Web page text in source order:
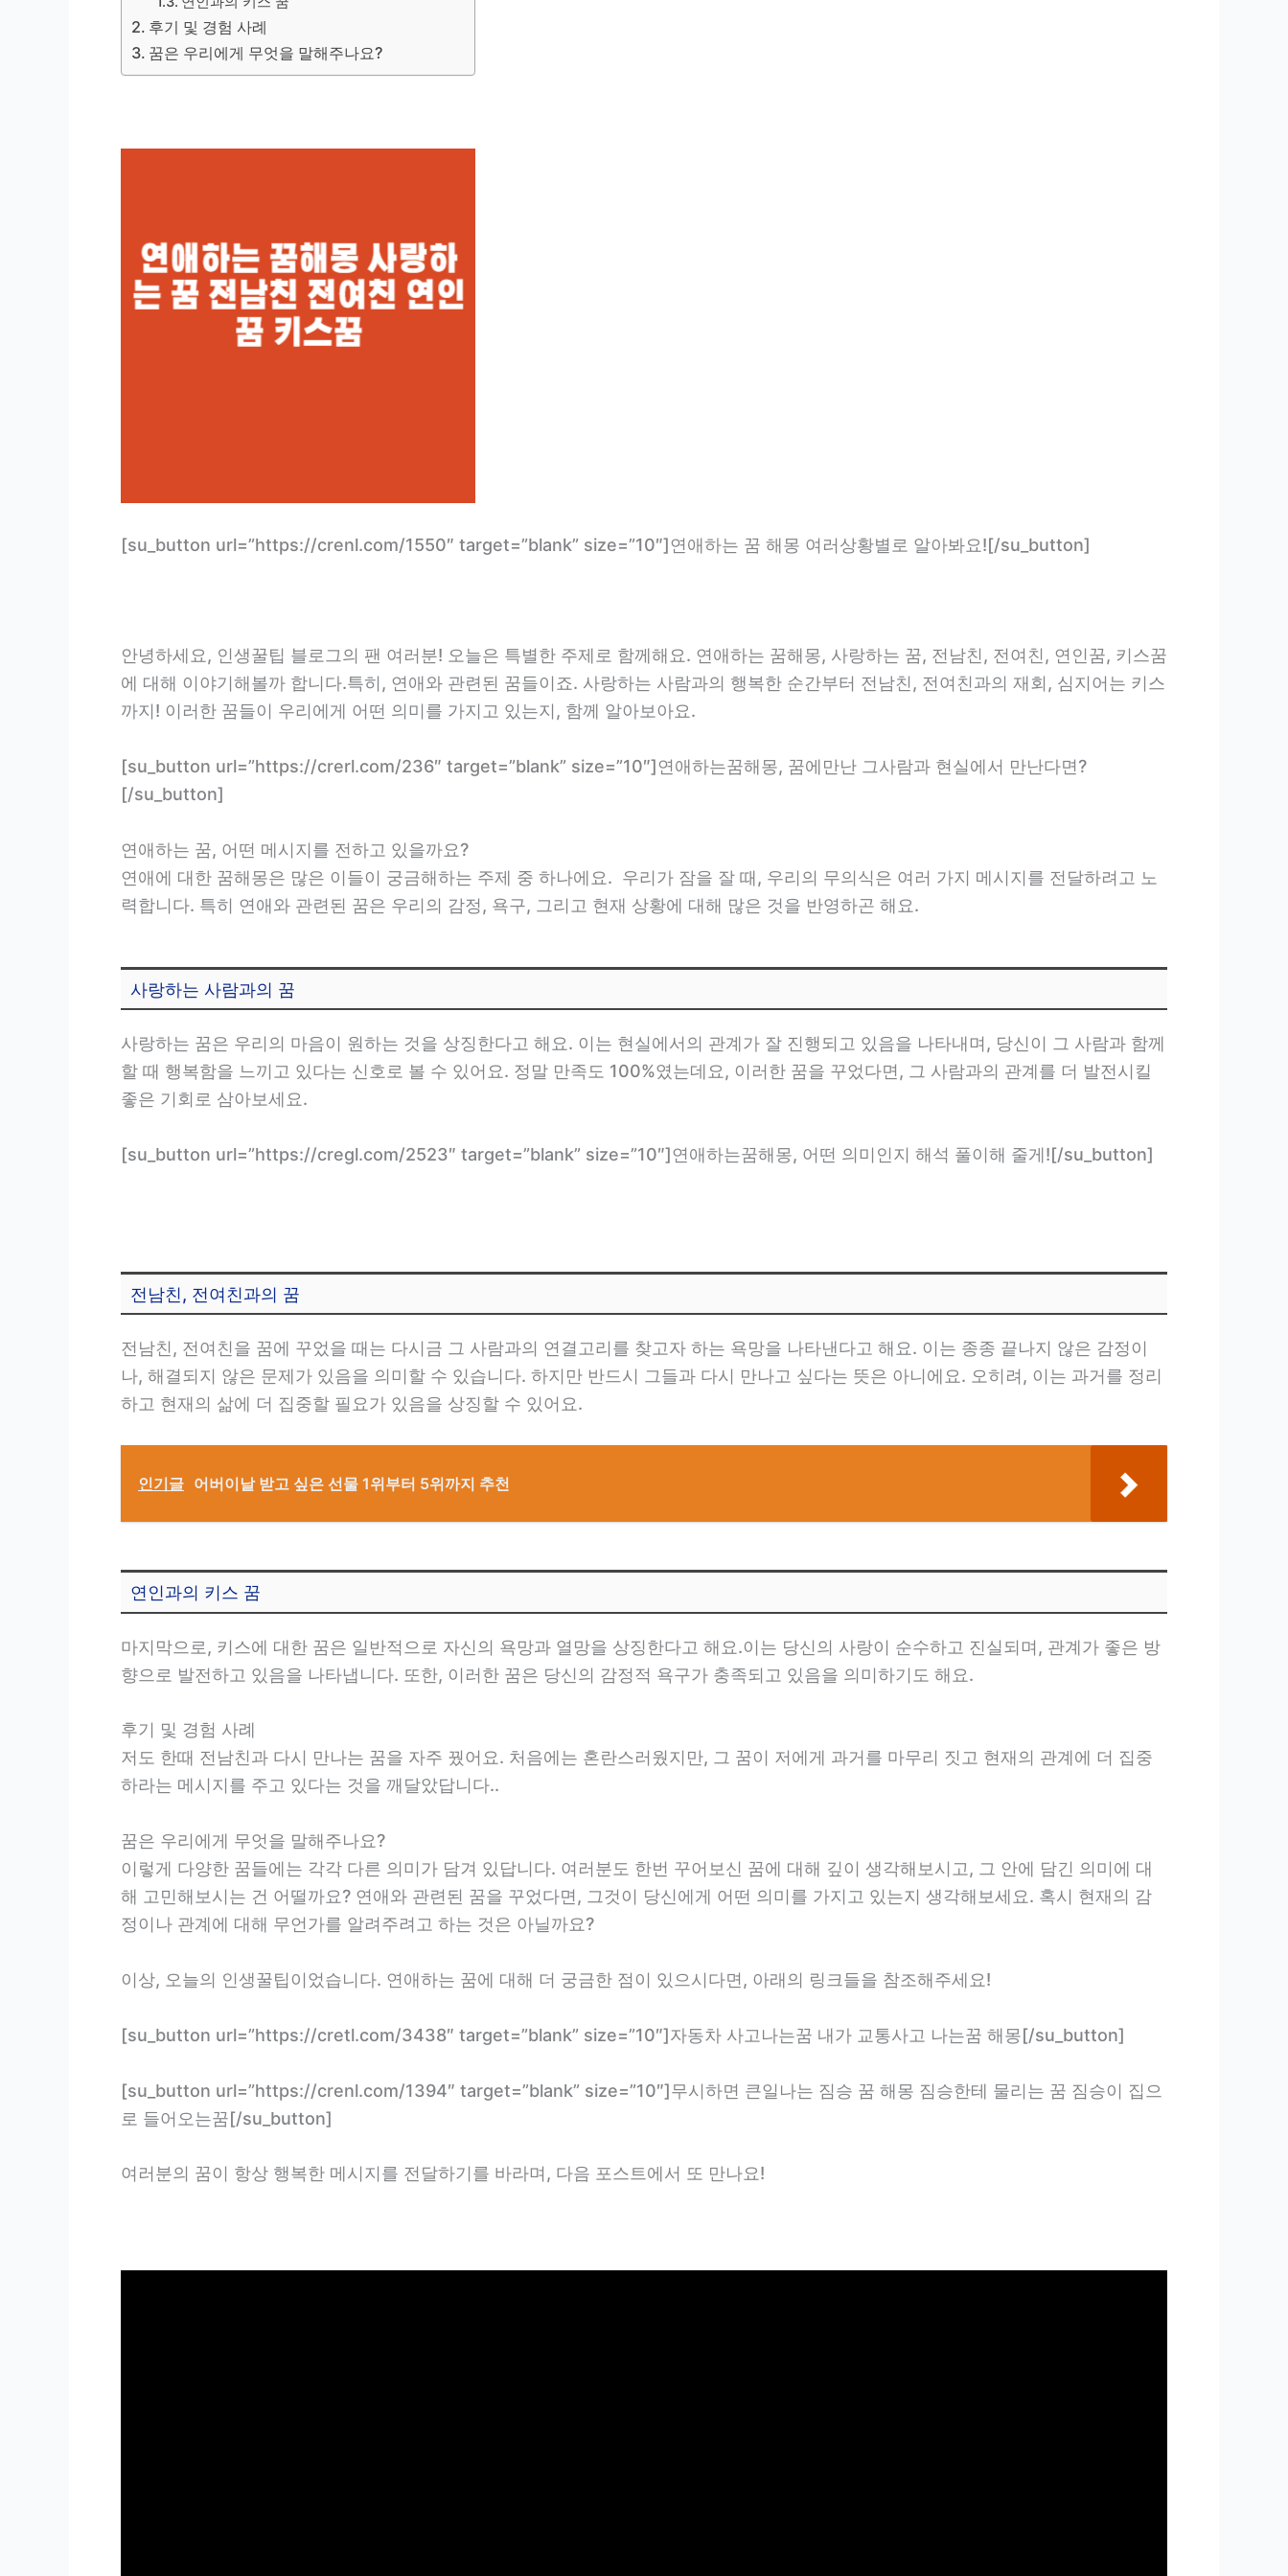
후기 및 경험 사례
꿈은 우리에게 무엇을 말해주나요?
[su_button url=”https://crenl.com/1550″ target=”blank” size=”10″]연애하는 꿈 해몽 여러상황별로 알아봐요![/su_button]
안녕하세요, 인생꿀팁 블로그의 팬 여러분! 오늘은 특별한 주제로 함께해요. 연애하는 꿈해몽, 사랑하는 꿈, 전남친, 전여친, 연인꿈, 키스꿈
에 대해 이야기해볼까 합니다.특히, 연애와 관련된 꿈들이죠. 사랑하는 사람과의 행복한 순간부터 전남친, 전여친과의 재회, 심지어는 키스
까지! 이러한 꿈들이 우리에게 어떤 의미를 가지고 있는지, 함께 알아보아요.
[su_button url=”https://crerl.com/236″ target=”blank” size=”10″]연애하는꿈해몽, 꿈에만난 그사람과 현실에서 만난다면?
[/su_button]
연애하는 꿈, 어떤 메시지를 전하고 있을까요?
연애에 대한 꿈해몽은 많은 이들이 궁금해하는 주제 중 하나에요. 우리가 잠을 잘 때, 우리의 무의식은 여러 가지 메시지를 전달하려고 노
력합니다. 특히 연애와 관련된 꿈은 우리의 감정, 욕구, 그리고 현재 상황에 대해 많은 것을 반영하곤 해요.
사랑하는 사람과의 꿈
사랑하는 꿈은 우리의 마음이 원하는 것을 상징한다고 해요. 이는 현실에서의 관계가 잘 진행되고 있음을 나타내며, 당신이 그 사람과 함께
할 때 행복함을 느끼고 있다는 신호로 볼 수 있어요. 정말 만족도 100%였는데요, 이러한 꿈을 꾸었다면, 그 사람과의 관계를 더 발전시킬
좋은 기회로 삼아보세요.
[su_button url=”https://cregl.com/2523″ target=”blank” size=”10″]연애하는꿈해몽, 어떤 의미인지 해석 풀이해 줄게![/su_button]
전남친, 전여친과의 꿈
전남친, 전여친을 꿈에 꾸었을 때는 다시금 그 사람과의 연결고리를 찾고자 하는 욕망을 나타낸다고 해요. 이는 종종 끝나지 않은 감정이
나, 해결되지 않은 문제가 있음을 의미할 수 있습니다. 하지만 반드시 그들과 다시 만나고 싶다는 뜻은 아니에요. 오히려, 이는 과거를 정리
하고 현재의 삶에 더 집중할 필요가 있음을 상징할 수 있어요.
인기글 어버이날 받고 싶은 선물 1위부터 5위까지 추천
연인과의 키스 꿈
마지막으로, 키스에 대한 꿈은 일반적으로 자신의 욕망과 열망을 상징한다고 해요.이는 당신의 사랑이 순수하고 진실되며, 관계가 좋은 방
향으로 발전하고 있음을 나타냅니다. 또한, 이러한 꿈은 당신의 감정적 욕구가 충족되고 있음을 의미하기도 해요.
후기 및 경험 사례
저도 한때 전남친과 다시 만나는 꿈을 자주 꿨어요. 처음에는 혼란스러웠지만, 그 꿈이 저에게 과거를 마무리 짓고 현재의 관계에 더 집중
하라는 메시지를 주고 있다는 것을 깨달았답니다..
꿈은 우리에게 무엇을 말해주나요?
이렇게 다양한 꿈들에는 각각 다른 의미가 담겨 있답니다. 여러분도 한번 꾸어보신 꿈에 대해 깊이 생각해보시고, 그 안에 담긴 의미에 대
해 고민해보시는 건 어떨까요? 연애와 관련된 꿈을 꾸었다면, 그것이 당신에게 어떤 의미를 가지고 있는지 생각해보세요. 혹시 현재의 감
정이나 관계에 대해 무언가를 알려주려고 하는 것은 아닐까요?
이상, 오늘의 인생꿀팁이었습니다. 연애하는 꿈에 대해 더 궁금한 점이 있으시다면, 아래의 링크들을 참조해주세요!
[su_button url=”https://cretl.com/3438″ target=”blank” size=”10″]자동차 사고나는꿈 내가 교통사고 나는꿈 해몽[/su_button]
[su_button url=”https://crenl.com/1394″ target=”blank” size=”10″]무시하면 큰일나는 짐승 꿈 해몽 짐승한테 물리는 꿈 짐승이 집으
로 들어오는꿈[/su_button]
여러분의 꿈이 항상 행복한 메시지를 전달하기를 바라며, 다음 포스트에서 또 만나요!